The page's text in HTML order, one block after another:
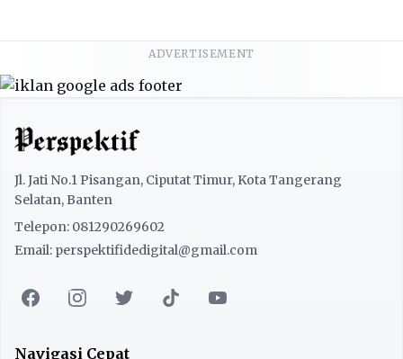
ADVERTISEMENT
Jl. Jati No.1 Pisangan, Ciputat Timur, Kota Tangerang
Selatan, Banten
Telepon: 081290269602
Email: perspektifidedigital@gmail.com
Navigasi Cepat